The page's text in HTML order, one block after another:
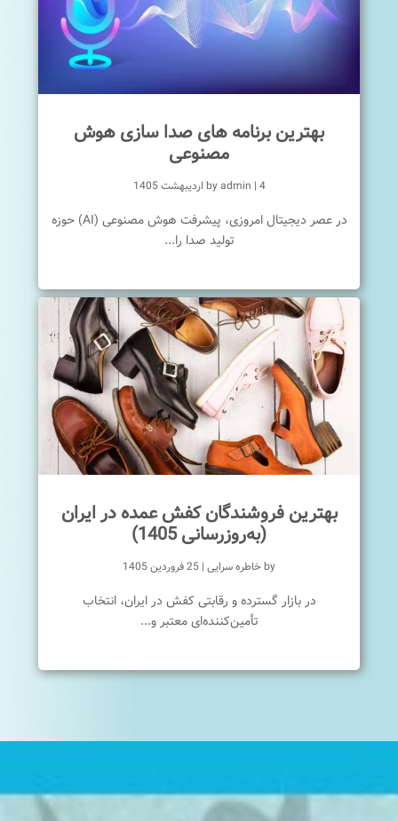
بهترین برنامه های صدا سازی هوش
مصنوعی
byadmin | 4 اردیبهشت 1405
در عصر دیجیتال امروزی، پیشرفت هوش مصنوعی (AI) حوزه
تولید صدا را...
بهترین فروشندگان کفش عمده در ایران
(به‌روزرسانی 1405)
byخاطره سرایی | 25 فروردین 1405
در بازار گسترده و رقابتی کفش در ایران، انتخاب
تأمین‌کننده‌ای معتبر و...